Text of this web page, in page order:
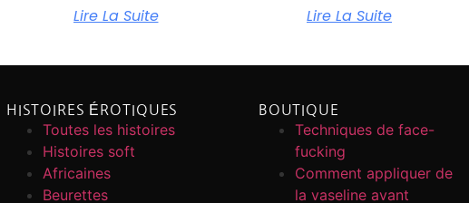
Lire La Suite Lire La Suite
HISTOIRES ÉROTIQUES
Toutes les histoires
Histoires soft
Africaines
Beurettes
BOUTIQUE
Techniques de face-
fucking
Comment appliquer de
la vaseline avant